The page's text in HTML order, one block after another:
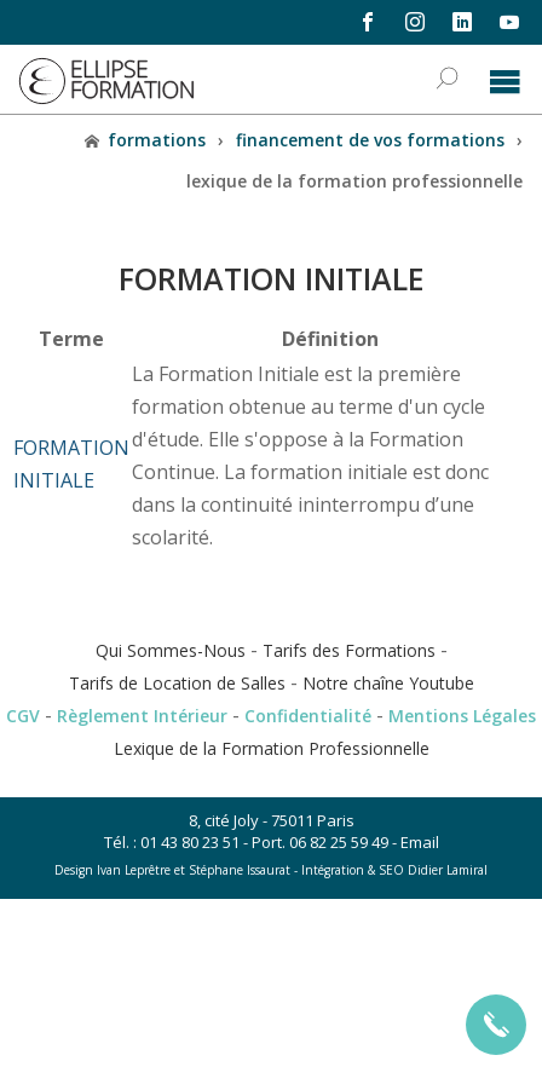
formations › financement de vos formations ›
lexique de la formation professionnelle
FORMATION INITIALE
Terme Définition
FORMATION
INITIALE
La Formation Initiale est la première
formation obtenue au terme d'un cycle
d'étude. Elle s'oppose à la Formation
Continue. La formation initiale est donc
dans la continuité ininterrompu d’une
scolarité.
Qui Sommes-Nous - Tarifs des Formations -
Tarifs de Location de Salles - Notre chaîne Youtube
CGV - Règlement Intérieur - Confidentialité - Mentions Légales
Lexique de la Formation Professionnelle
8, cité Joly - 75011 Paris
Tél. : 01 43 80 23 51 - Port. 06 82 25 59 49-Email
Design Ivan Leprêtre et Stéphane Issaurat - Intégration & SEO Didier Lamiral